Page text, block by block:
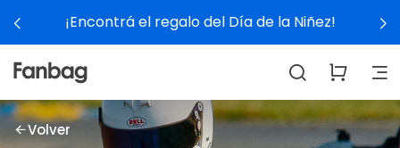
¡Encontrá el regalo del Día de la Niñez!
Volver